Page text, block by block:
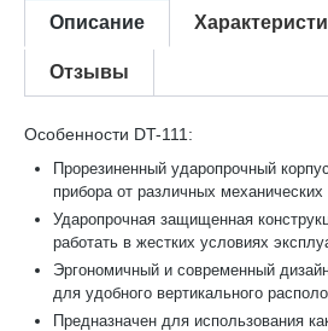
Описание
Отзывы
Особенности DT-111:
Прорезиненный ударопрочный
прибора от различных
Ударопрочная защищенная
работать в жестких условиях
Эргономичный и современный
для удобного вертикального
Предназначен для использования